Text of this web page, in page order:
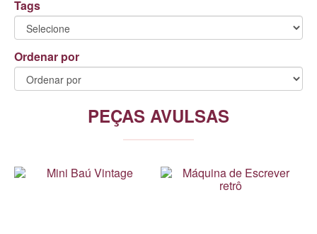
Tags
Ordenar por
PEÇAS AVULSAS